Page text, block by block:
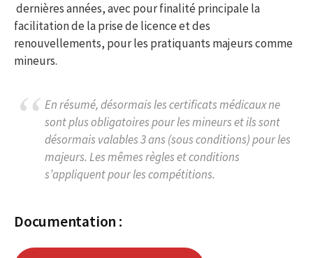
dernières années, avec pour finalité principale la
facilitation de la prise de licence et des
renouvellements, pour les pratiquants majeurs comme
mineurs.
En résumé, désormais les certificats médicaux ne
sont plus obligatoires pour les mineurs et ils sont
désormais valables 3 ans (sous conditions) pour les
majeurs. Les mêmes règles et conditions
s’appliquent pour les compétitions.
Documentation :